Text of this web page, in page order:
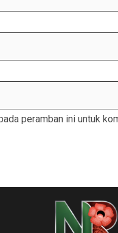
peramban ini untuk